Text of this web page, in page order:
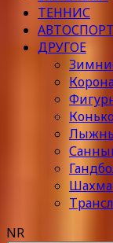
ТЕННИС
АВТОСПОРТ
ДРУГОЕ
NR